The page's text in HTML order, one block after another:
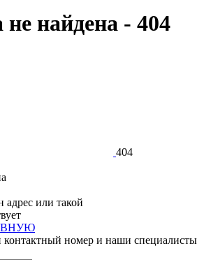
найдена - 404
404
адрес или такой
номер и наши специалисты